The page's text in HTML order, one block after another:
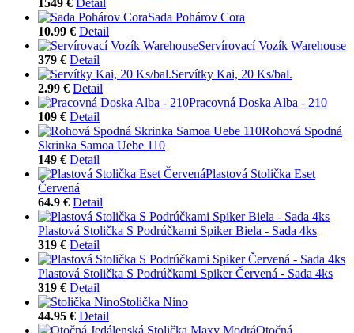
Sada Pohárov Cora
10.99 € Detail
Servírovací Vozík Warehouse
379 € Detail
Servítky Kai, 20 Ks/bal.
2.99 € Detail
Pracovná Doska Alba - 210
109 € Detail
Rohová Spodná
Skrinka Samoa Uebe 110
149 € Detail
Plastová Stolička Eset
Červená
64.9 € Detail
Plastová Stolička S Podrúčkami Spiker Biela - Sada 4ks
319 € Detail
Plastová Stolička S Podrúčkami Spiker Červená - Sada 4ks
319 € Detail
Stolička Nino
44.95 € Detail
Otočná